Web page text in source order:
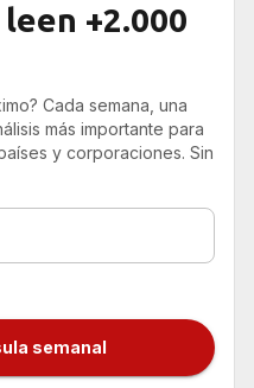
+2.000
Cada semana, una
más importante para
y corporaciones. Sin
semanal